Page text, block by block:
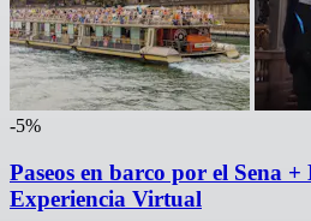
-5%
Paseos en barco por el Sena
Experiencia Virtual